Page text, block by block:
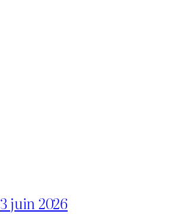
3 juin 2026